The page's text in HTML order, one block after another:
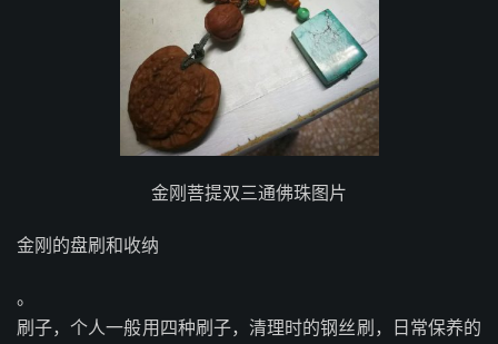
金刚菩提双三通佛珠图片
金刚的盘刷和收纳
。
刷子，个人一般用四种刷子，清理时的钢丝刷，日常保养的